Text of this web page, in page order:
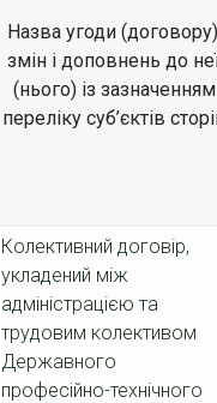
Назва угоди
змін і доповнень до
(нього) із зазначенням
переліку суб’єктів
Колективний договір,
укладений між
адміністрацією та
трудовим колективом
Державного
професійно-технічного